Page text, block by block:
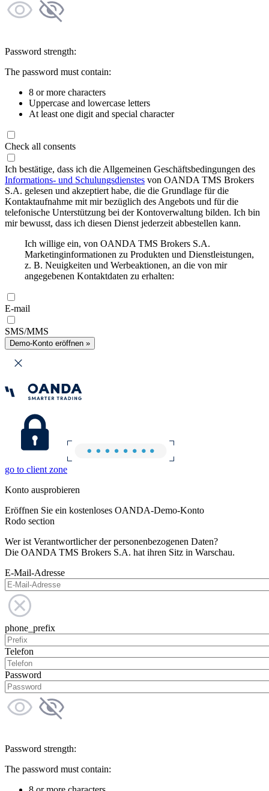
Password strength:
The password must contain:
8 or more characters
Uppercase and lowercase letters
At least one digit and special character
Check all consents
Ich bestätige, dass ich die Allgemeinen Geschäftsbedingungen des
Informations- und Schulungsdienstes von OANDA TMS Brokers
S.A. gelesen und akzeptiert habe, die die Grundlage für die
Kontaktaufnahme mit mir bezüglich des Angebots und für die
telefonische Unterstützung bei der Kontoverwaltung bilden. Ich bin
mir bewusst, dass ich diesen Dienst jederzeit abbestellen kann.
Ich willige ein, von OANDA TMS Brokers S.A.
Marketinginformationen zu Produkten und Dienstleistungen,
z. B. Neuigkeiten und Werbeaktionen, an die von mir
angegebenen Kontaktdaten zu erhalten:
E-mail
SMS/MMS
Demo-Konto eröffnen »
go to client zone
Konto ausprobieren
Eröffnen Sie ein kostenloses OANDA-Demo-Konto
Rodo section
Wer ist Verantwortlicher der personenbezogenen Daten?
Die OANDA TMS Brokers S.A. hat ihren Sitz in Warschau.
E-Mail-Adresse
phone_prefix
Telefon
Password
Password strength:
The password must contain: